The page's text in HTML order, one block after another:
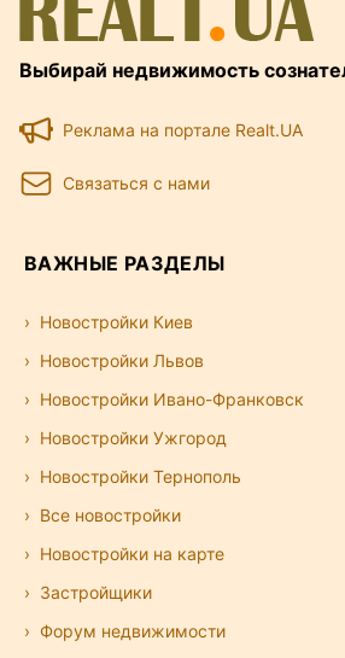
Выбирай недвижимость
Реклама на портале Realt.UA
Связаться с нами
ВАЖНЫЕ РАЗДЕЛЫ
Новостройки Киев
Новостройки Львов
Новостройки Ивано-Франковск
Новостройки Ужгород
Новостройки Тернополь
Все новостройки
Новостройки на карте
Застройщики
Форум недвижимости